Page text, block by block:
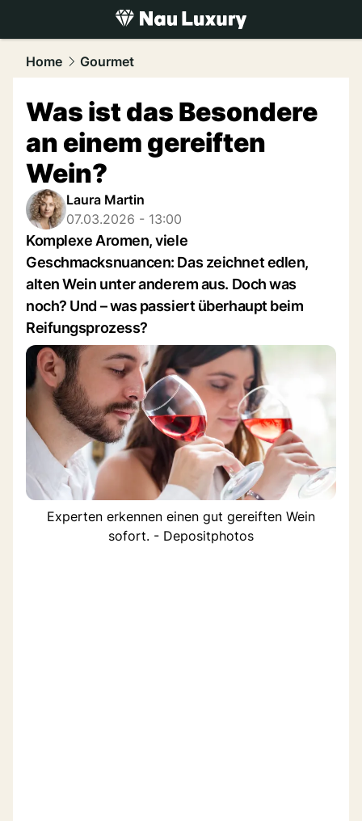
luxury.NAU.ch
Home Gourmet
Was ist das Besondere
an einem gereiften
Wein?
Laura Martin
07.03.2026 - 13:00
Komplexe Aromen, viele
Geschmacksnuancen: Das zeichnet edlen,
alten Wein unter anderem aus. Doch was
noch? Und – was passiert überhaupt beim
Reifungsprozess?
Experten erkennen einen gut gereiften Wein
sofort. - Depositphotos